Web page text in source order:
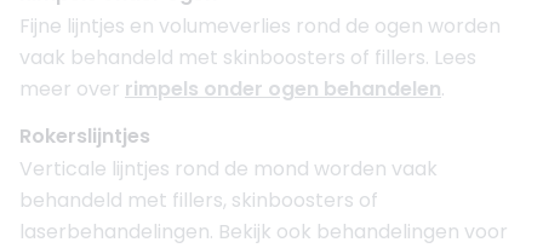
Fijne lijntjes en volumeverlies rond de ogen worden
vaak behandeld met skinboosters of fillers. Lees
meer over rimpels onder ogen behandelen.
Rokerslijntjes
Verticale lijntjes rond de mond worden vaak
behandeld met fillers, skinboosters of
laserbehandelingen. Bekijk ook behandelingen voor